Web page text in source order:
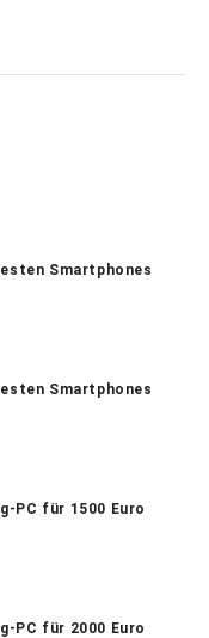
Smartphones
Smartphones
PC für 1500 Euro
PC für 2000 Euro